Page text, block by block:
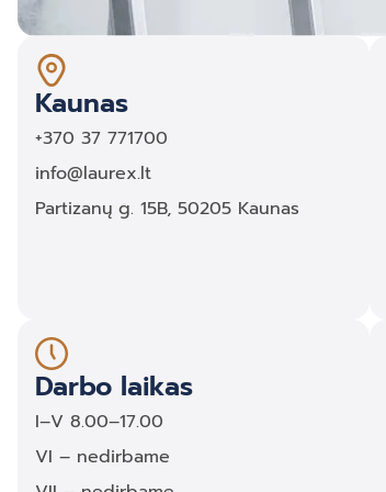
Kaunas
+370 37 771700
info@laurex.lt
Partizanų g. 15B, 50205 Kaunas
Darbo laikas
I–V 8.00–17.00
VI – nedirbame